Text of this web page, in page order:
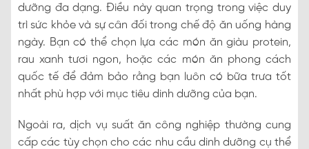
dưỡng đa dạng. Điều này quan trọng trong việc duy
trì sức khỏe và sự cân đối trong chế độ ăn uống hàng
ngày. Bạn có thể chọn lựa các món ăn giàu protein,
rau xanh tươi ngon, hoặc các món ăn phong cách
quốc tế để đảm bảo rằng bạn luôn có bữa trưa tốt
nhất phù hợp với mục tiêu dinh dưỡng của bạn.
Ngoài ra, dịch vụ suất ăn công nghiệp thường cung
cấp các tùy chọn cho các nhu cầu dinh dưỡng cụ thể